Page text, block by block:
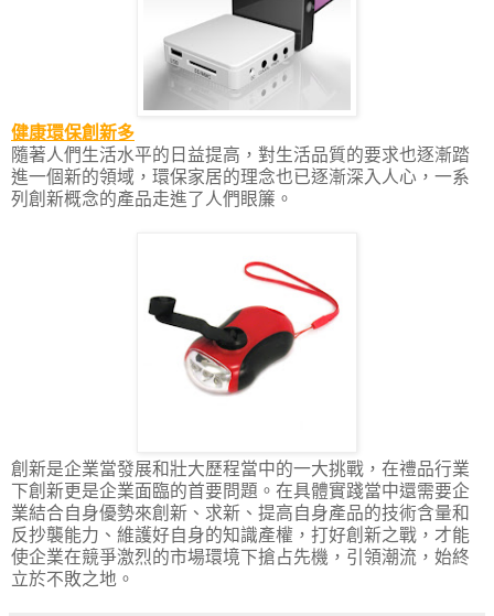
健康環保創新多
隨著人們生活水平的日益提高，對生活品質的要求也逐漸踏
進一個新的領域，環保家居的理念也已逐漸深入人心，一系
列創新概念的產品走進了人們眼簾。
創新是企業當發展和壯大歷程當中的一大挑戰，在禮品行業
下創新更是企業面臨的首要問題。在具體實踐當中還需要企
業結合自身優勢來創新、求新、提高自身產品的技術含量和
反抄襲能力、維護好自身的知識產權，打好創新之戰，才能
使企業在競爭激烈的市場環境下搶占先機，引領潮流，始終
立於不敗之地。